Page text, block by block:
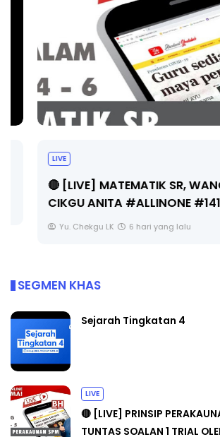
🔴 [LIVE] MATEMATIK SR, WANG
CIKGU ANITA #ALLINONE #141 #...
Yu. Chekgu LK 6 hari yang lalu
SEGMEN KHAS
Sejarah Tingkatan 4
LIVE
🔴 [LIVE] PRINSIP
TUNTAS SOALAN 1 TRIAL